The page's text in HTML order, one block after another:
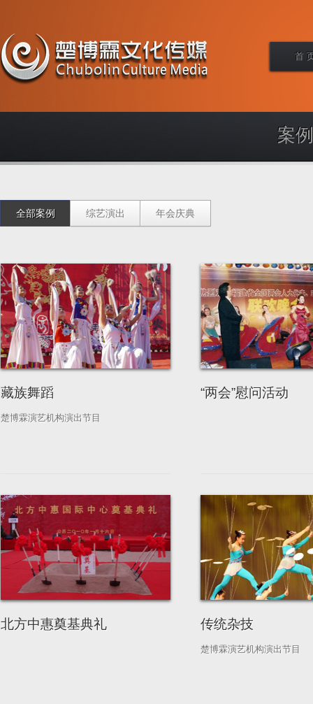
首
案
全部案例 综艺演出 年会庆典
藏族舞蹈
楚博霖演艺机构演出节目
“两会”慰问活动
北方中惠奠基典礼 传统杂技
楚博霖演艺机构演出节目